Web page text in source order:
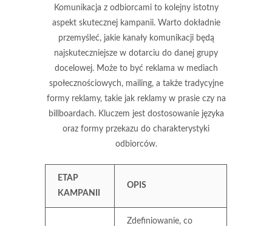
Komunikacja z odbiorcami to kolejny istotny
aspekt skutecznej kampanii. Warto dokładnie
przemyśleć, jakie kanały komunikacji będą
najskuteczniejsze w dotarciu do danej grupy
docelowej. Może to być reklama w mediach
społecznościowych, mailing, a także tradycyjne
formy reklamy, takie jak reklamy w prasie czy na
billboardach. Kluczem jest dostosowanie języka
oraz formy przekazu do charakterystyki
odbiorców.
ETAP
KAMPANII
OPIS
Zdefiniowanie, co